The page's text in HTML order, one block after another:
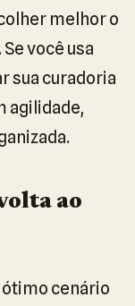
melhor o
você usa
sua curadoria
agilidade,
ao
ótimo cenário